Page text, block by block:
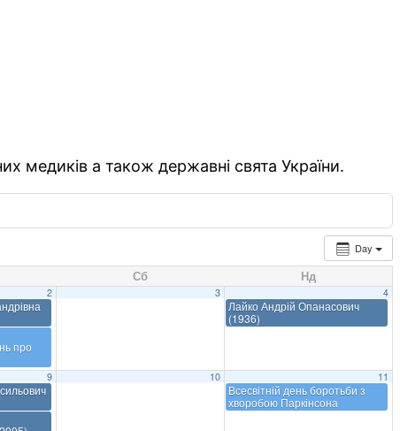
медиків а також державні свята України.
Day
Сб Нд
2
про
3 4
Лайко Андрій Опанасович
(1936)
9 10 11
Всесвітній день боротьби з
хворобою Паркінсона